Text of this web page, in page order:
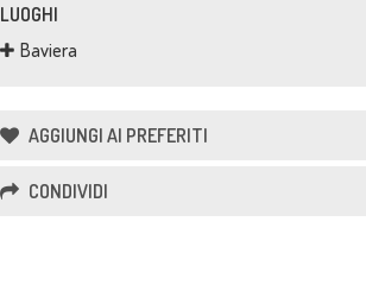
LUOGHI
Baviera
AGGIUNGI AI PREFERITI
CONDIVIDI